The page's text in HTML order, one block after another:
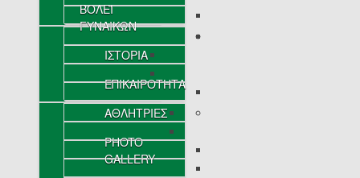
ΒΟΛΕΪ
ΓΥΝΑΙΚΩΝ
ΙΣΤΟΡΙΑ
ΕΠΙΚΑΙΡΟΤΗΤΑ
ΑΘΛΗΤΡΙΕΣ
PHOTO
GALLERY